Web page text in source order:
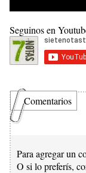
Seguinos en
Comentarios
Para agregar un
O si lo preferís,